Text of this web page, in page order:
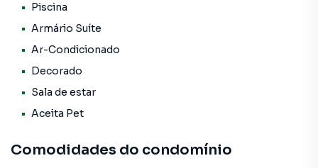
sofisticação
✨ Ambientes integrados e funcionais
✨ Excelente iluminação natural em todos os cômodos
Piscina
Armário Suíte
Ar-Condicionado
Decorado
Sala de estar
Aceita Pet
Comodidades do condomínio